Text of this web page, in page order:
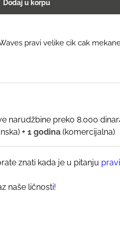
Dodaj u korpu
pravi velike cik cak
narudžbine preko 8.000
+ 1 godina (komercijalna)
znati kada je u pitanju
naše ličnosti!